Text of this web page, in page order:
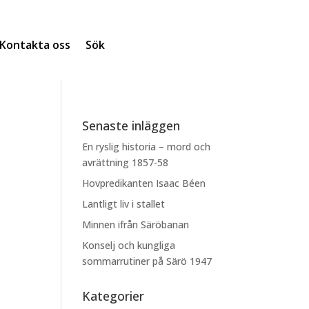
oss Sök
Senaste inläggen
En ryslig historia – mord och
avrättning 1857-58
Hovpredikanten Isaac Béen
Lantligt liv i stallet
Minnen ifrån Säröbanan
Konselj och kungliga
sommarrutiner på Särö 1947
Kategorier